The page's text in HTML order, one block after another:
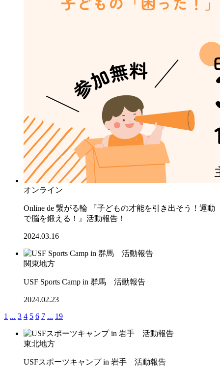
オンライン
Online de 繋がる輪 『子どもの才能を引き出そう！運動
で脳を鍛える！』活動報告！
2024.03.16
関東地方
USF Sports Camp in 群馬 活動報告
2024.02.23
1 ... 3 4 5 6 7 ... 19
東北地方
USFスポーツキャンプ in 岩手 活動報告